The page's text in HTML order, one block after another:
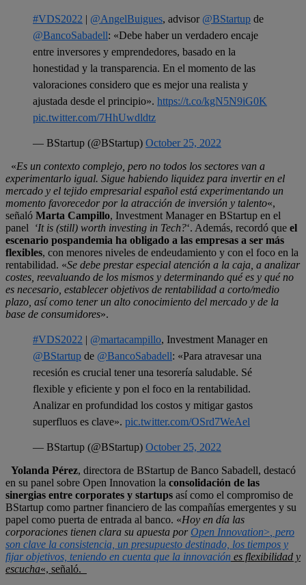
#VDS2022 | @AngelBuigues, advisor @BStartup de
@BancoSabadell: «Debe haber un verdadero encaje
entre inversores y emprendedores, basado en la
honestidad y la transparencia. En el momento de las
valoraciones considero que es mejor una realista y
ajustada desde el principio». https://t.co/kgN5N9iG0K
pic.twitter.com/7HhUwdldtz
— BStartup (@BStartup) October 25, 2022
«Es un contexto complejo, pero no todos los sectores van a
experimentarlo igual. Sigue habiendo liquidez para invertir en el
mercado y el tejido empresarial español está experimentando un
momento favorecedor por la atracción de inversión y talento«,
señaló Marta Campillo, Investment Manager en BStartup en el
panel
‘It is (still) worth investing in Tech?‘. Además, recordó que el
escenario pospandemia ha obligado a las empresas a ser más
flexibles, con menores niveles de endeudamiento y con el foco en la
rentabilidad. «Se debe prestar especial atención a la caja, a analizar
costes, reevaluando de los mismos y determinando qué es y qué no
es necesario, establecer objetivos de rentabilidad a corto/medio
plazo, así como tener un alto conocimiento del mercado y de la
base de consumidores».
#VDS2022 | @martacampillo, Investment Manager en
@BStartup de @BancoSabadell: «Para atravesar una
recesión es crucial tener una tesorería saludable. Sé
flexible y eficiente y pon el foco en la rentabilidad.
Analizar en profundidad los costos y mitigar gastos
superfluos es clave». pic.twitter.com/OSrd7WeAel
— BStartup (@BStartup) October 25, 2022
Yolanda Pérez, directora de BStartup de Banco Sabadell, destacó
en su panel sobre Open Innovation la consolidación de las
sinergias entre corporates y startups así como el compromiso de
BStartup como partner financiero de las compañías emergentes y su
papel como puerta de entrada al banco. «Hoy en día las
corporaciones tienen clara su apuesta por Open Innovation> , pero
son clave la consistencia, un presupuesto destinado, los tiempos y
fijar objetivos, teniendo en cuenta que la innovación es flexibilidad y
escucha«, señaló.